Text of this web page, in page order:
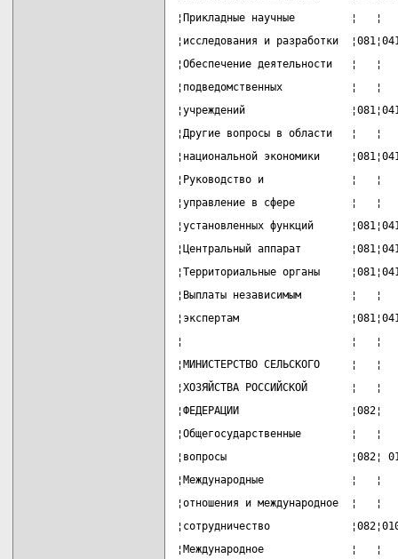
¦Прикладные научные
¦исследования и разработки
¦Обеспечение деятельности
¦подведомственных
¦учреждений
¦Другие вопросы в области
¦национальной экономики
¦Руководство и              ¦
¦управление в сфере
¦установленных функций
¦Центральный аппарат
¦Территориальные органы
¦Выплаты независимым
¦экспертам
¦                           ¦   ¦
¦МИНИСТЕРСТВО СЕЛЬСКОГО
¦ХОЗЯЙСТВА РОССИЙСКОЙ
¦ФЕДЕРАЦИИ                  ¦082¦
¦Общегосударственные
¦вопросы                    ¦082¦
¦Международные              ¦
¦отношения и
¦сотрудничество
¦Международное              ¦